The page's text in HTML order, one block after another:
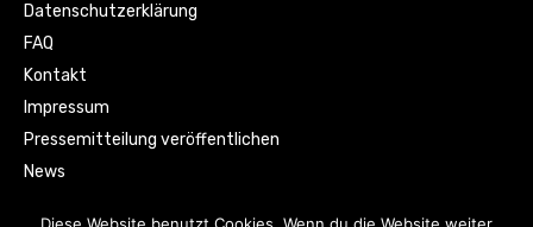
Datenschutzerklärung
FAQ
Kontakt
Impressum
Pressemitteilung veröffentlichen
News